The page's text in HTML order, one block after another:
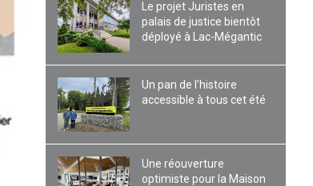
Le projet Juristes en
palais de justice bientôt
déployé à Lac-Mégantic
Un pan de l’histoire
accessible à tous cet été
Une réouverture
optimiste pour la Maison